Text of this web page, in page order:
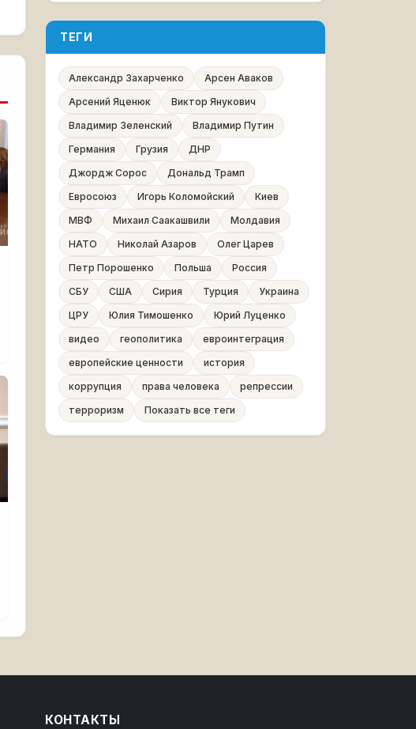
ТЕГИ
Александр Захарченко
Арсен Аваков
Арсений Яценюк
Виктор Янукович
Владимир Зеленский
Владимир Путин
Германия
Грузия
ДНР
Джордж Сорос
Дональд Трамп
Евросоюз
Игорь Коломойский
Киев
МВФ
Михаил Саакашвили
Молдавия
НАТО
Николай Азаров
Олег Царев
Петр Порошенко
Польша
Россия
СБУ
США Сирия Турция
Украина
ЦРУ
Юлия Тимошенко
Юрий Луценко
видео
геополитика
евроинтеграция
европейские ценности
история
коррупция
права человека
репрессии
терроризм
Показать все теги
КОНТАКТЫ